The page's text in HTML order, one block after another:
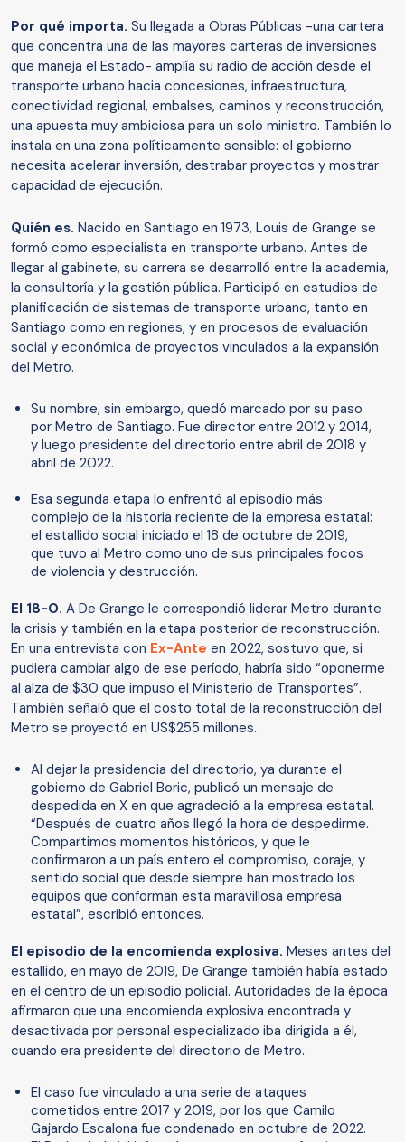
Por qué importa. Su llegada a Obras Públicas -una cartera
que concentra una de las mayores carteras de inversiones
que maneja el Estado- amplía su radio de acción desde el
transporte urbano hacia concesiones, infraestructura,
conectividad regional, embalses, caminos y reconstrucción,
una apuesta muy ambiciosa para un solo ministro. También lo
instala en una zona políticamente sensible: el gobierno
necesita acelerar inversión, destrabar proyectos y mostrar
capacidad de ejecución.
Quién es. Nacido en Santiago en 1973, Louis de Grange se
formó como especialista en transporte urbano. Antes de
llegar al gabinete, su carrera se desarrolló entre la academia,
la consultoría y la gestión pública. Participó en estudios de
planificación de sistemas de transporte urbano, tanto en
Santiago como en regiones, y en procesos de evaluación
social y económica de proyectos vinculados a la expansión
del Metro.
Su nombre, sin embargo, quedó marcado por su paso
por Metro de Santiago. Fue director entre 2012 y 2014,
y luego presidente del directorio entre abril de 2018 y
abril de 2022.
Esa segunda etapa lo enfrentó al episodio más
complejo de la historia reciente de la empresa estatal:
el estallido social iniciado el 18 de octubre de 2019,
que tuvo al Metro como uno de sus principales focos
de violencia y destrucción.
El 18-O. A De Grange le correspondió liderar Metro durante
la crisis y también en la etapa posterior de reconstrucción.
En una entrevista con Ex-Ante en 2022, sostuvo que, si
pudiera cambiar algo de ese período, habría sido “oponerme
al alza de $30 que impuso el Ministerio de Transportes”.
También señaló que el costo total de la reconstrucción del
Metro se proyectó en US$255 millones.
Al dejar la presidencia del directorio, ya durante el
gobierno de Gabriel Boric, publicó un mensaje de
despedida en X en que agradeció a la empresa estatal.
“Después de cuatro años llegó la hora de despedirme.
Compartimos momentos históricos, y que le
confirmaron a un país entero el compromiso, coraje, y
sentido social que desde siempre han mostrado los
equipos que conforman esta maravillosa empresa
estatal”, escribió entonces.
El episodio de la encomienda explosiva. Meses antes del
estallido, en mayo de 2019, De Grange también había estado
en el centro de un episodio policial. Autoridades de la época
afirmaron que una encomienda explosiva encontrada y
desactivada por personal especializado iba dirigida a él,
cuando era presidente del directorio de Metro.
El caso fue vinculado a una serie de ataques
cometidos entre 2017 y 2019, por los que Camilo
Gajardo Escalona fue condenado en octubre de 2022.